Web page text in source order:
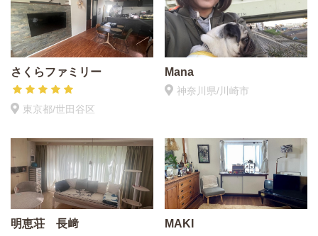
さくらファミリー
東京都/世田谷区
Mana
神奈川県/川崎市
明恵荘 長﨑 MAKI